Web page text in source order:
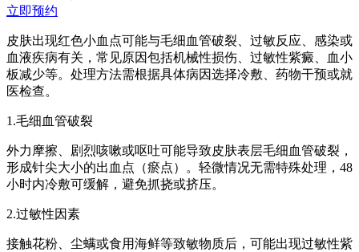
立即预约
皮肤出现红色小血点可能与毛细血管破裂、过敏反应、感染或
血液疾病有关，常见原因包括机械性损伤、过敏性紫癜、血小
板减少等。处理方法需根据具体病因选择冷敷、药物干预或就
医检查。
1.毛细血管破裂
外力摩擦、剧烈咳嗽或呕吐可能导致皮肤表层毛细血管破裂，
形成针尖大小的出血点（瘀点）。轻微情况无需特殊处理，48
小时内冷敷可缓解，避免抓挠或挤压。
2.过敏性因素
接触花粉、尘螨或食用海鲜等致敏物质后，可能出现过敏性紫